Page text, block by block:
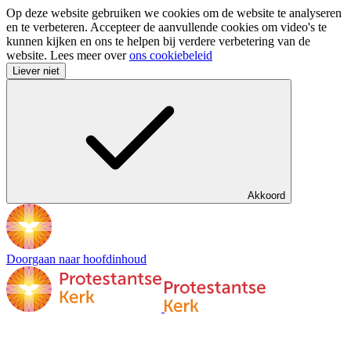
Op deze website gebruiken we cookies om de website te analyseren
en te verbeteren. Accepteer de aanvullende cookies om video's te
kunnen kijken en ons te helpen bij verdere verbetering van de
website. Lees meer overons cookiebeleid
Liever niet
Akkoord
Doorgaan naar hoofdinhoud